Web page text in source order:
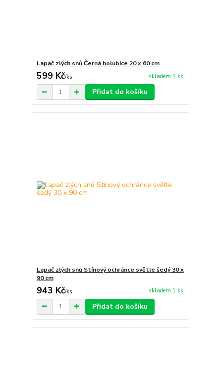
Lapač zlých snů Černá holubice 20 x 60 cm
599 Kč/ks skladem 1 ks
Přidat do košíku
Lapač zlých snů Stínový ochránce světle šedý 30 x
90 cm
943 Kč/ks skladem 1 ks
Přidat do košíku